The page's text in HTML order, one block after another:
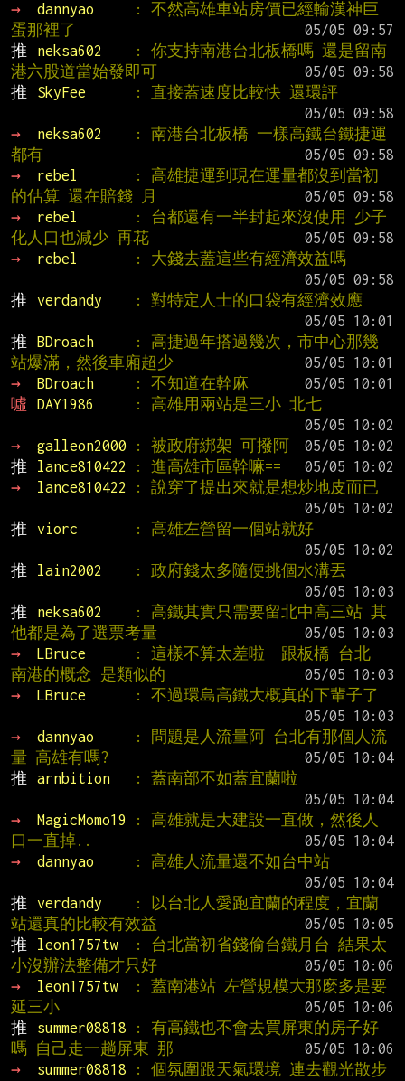
→
dannyao
: 不然高雄車站房價已經輸漢神巨
蛋那裡了
推
neksa602
: 你支持南港台北板橋嗎 還是留南
港六股道當始發即可
推
SkyFee
: 直接蓋速度比較快 還環評
→
neksa602
: 南港台北板橋 一樣高鐵台鐵捷運
都有
→
rebel
: 高雄捷運到現在運量都沒到當初
的估算 還在賠錢 月
→
rebel
: 台都還有一半封起來沒使用 少子
化人口也減少 再花
→
rebel
: 大錢去蓋這些有經濟效益嗎
推
verdandy
: 對特定人士的口袋有經濟效應
推
BDroach
: 高捷過年搭過幾次，市中心那幾
站爆滿，然後車廂超少
→
BDroach : 不知道在幹麻
噓
DAY1986
: 高雄用兩站是三小 北七
→
galleon2000 : 被政府綁架 可撥阿
推
lance810422 : 進高雄市區幹嘛==
→
lance810422
: 說穿了提出來就是想炒地皮而已
推
viorc
: 高雄左營留一個站就好
推
lain2002
: 政府錢太多隨便挑個水溝丟
推
neksa602
: 高鐵其實只需要留北中高三站 其
他都是為了選票考量
→
LBruce
: 這樣不算太差啦  跟板橋 台北
南港的概念 是類似的
→
LBruce
: 不過環島高鐵大概真的下輩子了
→
dannyao
: 問題是人流量阿 台北有那個人流
量 高雄有嗎?
推
arnbition
: 蓋南部不如蓋宜蘭啦
→
MagicMomo19
: 高雄就是大建設一直做，然後人
口一直掉..
→
dannyao
: 高雄人流量還不如台中站
推
verdandy
: 以台北人愛跑宜蘭的程度，宜蘭
站還真的比較有效益
推
leon1757tw
: 台北當初省錢偷台鐵月台 結果太
小沒辦法整備才只好
→
leon1757tw
: 蓋南港站 左營規模大那麼多是要
延三小
推
summer08818
: 有高鐵也不會去買屏東的房子好
嗎 自己走一趟屏東 那
→
summer08818
: 個氛圍跟天氣環境 連去觀光散步